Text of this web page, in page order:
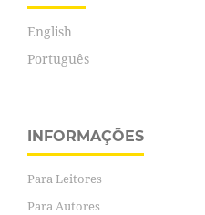
English
Português
INFORMAÇÕES
Para Leitores
Para Autores